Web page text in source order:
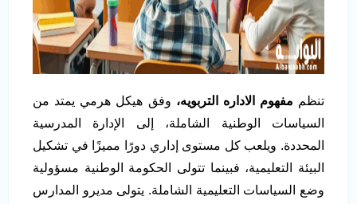
تنظم مفهوم الاداره التربويه، وفق هيكل هرمي يمتد من
السياسات الوطنية الشاملة، إلى الإدارة المدرسية
المحددة. ويلعب كل مستوى إداري دورًا مميزًا في تشكيل
البيئة التعليمية، فبينما تتولى الحكومة الوطنية مسؤولية
وضع السياسات التعليمية الشاملة. يتولى مديرو المدارس